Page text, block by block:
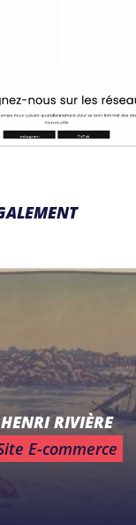
HENRI RIVIÈRE
E-commerce